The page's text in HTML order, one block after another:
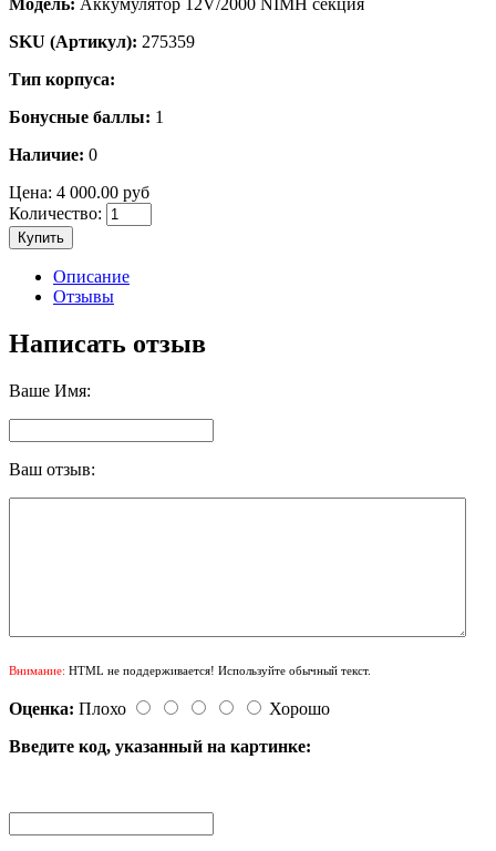
SKU (Артикул): 275359
Тип корпуса:
Бонусные баллы: 1
Наличие: 0
Цена: 4 000.00 руб
Количество:
Купить
Описание
Отзывы
Написать отзыв
Ваше Имя:
Ваш отзыв:
Внимание: HTML не поддерживается! Используйте обычный текст.
Оценка: Плохо
Хорошо
Введите код, указанный на картинке: